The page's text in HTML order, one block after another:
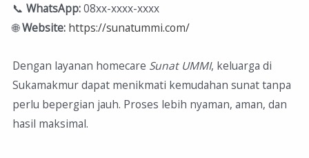
📞WhatsApp:08xx-xxxx-xxxx
🌐Website: https://sunatummi.com/
Dengan layanan homecare Sunat UMMI, keluarga di
Sukamakmur dapat menikmati kemudahan sunat tanpa
perlu bepergian jauh. Proses lebih nyaman, aman, dan
hasil maksimal.